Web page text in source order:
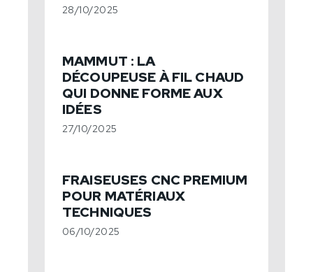
28/10/2025
MAMMUT : LA
DÉCOUPEUSE À FIL CHAUD
QUI DONNE FORME AUX
IDÉES
27/10/2025
FRAISEUSES CNC PREMIUM
POUR MATÉRIAUX
TECHNIQUES
06/10/2025